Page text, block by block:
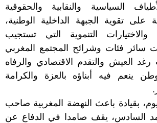
السياسية والنقابية والحقوقية
على تقوية الجبهة الداخلية الوطنية،
والاختيارات التنموية التي تستجيب
سائر فئات وشرائح المجتمع المغربي
العيش والتقدم الاقتصادي والرفاه
ينعم فيه أبناؤه بالعزة والكرامة
بقيادة باعث النهضة المغربية صاحب
السادس، يقف صامدا في الدفاع عن